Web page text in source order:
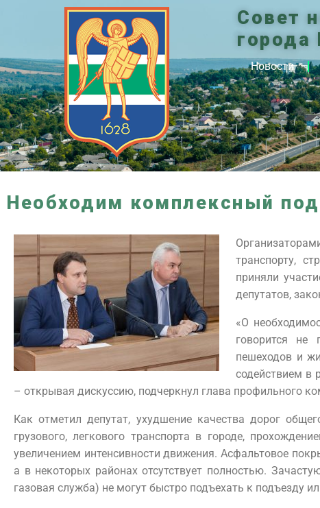
Совет
Новости
Необходим комплексный
транспорту,
приняли
депутатов,
«О
говорится не
пешеходов и
содействием в
– открывая дискуссию, подчеркнул глава профильного
Как отметил депутат, ухудшение качества дорог
грузового, легкового транспорта в городе,
увеличением интенсивности движения. Асфальтовое
а в некоторых районах отсутствует полностью.
газовая служба) не могут быстро подъехать к подъезду